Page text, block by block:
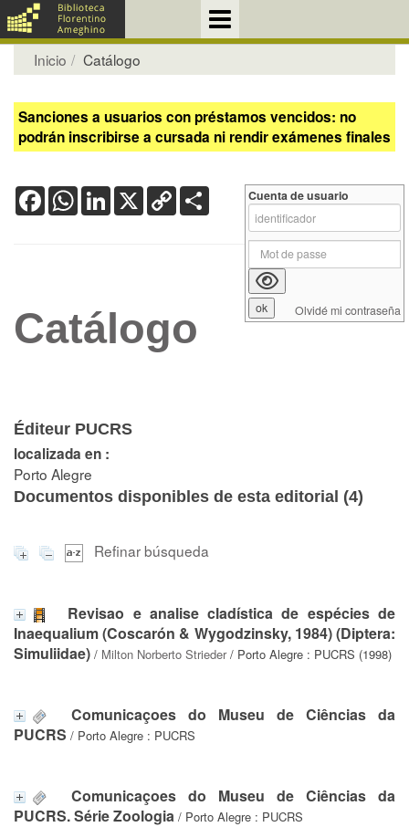
Inicio Catálogo
Sanciones a usuarios con préstamos vencidos: no
podrán inscribirse a cursada ni rendir exámenes finales
FacebookWhatsApp
LinkedIn
X Copy
Link
Catálogo
Éditeur PUCRS
localizada en :
Porto Alegre
Documentos disponibles de esta editorial (4)
Refinar búsqueda
Revisao e analise cladística de espécies de
Inaequalium (Coscarón & Wygodzinsky, 1984) (Diptera:
Simuliidae) / Milton Norberto Strieder/ Porto Alegre : PUCRS (1998)
Comunicaçoes do Museu de Ciências da
PUCRS / Porto Alegre : PUCRS
Comunicaçoes do Museu de Ciências da
PUCRS. Série Zoologia / Porto Alegre : PUCRS
Cuenta de usuario
Olvidé mi contraseña